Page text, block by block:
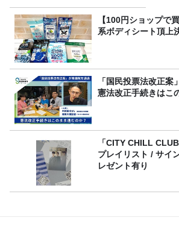
7/26(日)23時スタート！
【100円ショップで
系ボディシート頂上
「国民投票法改正案
憲法改正手続きはこ
「CITY CHILL
プレイリスト / サイ
レゼント有り